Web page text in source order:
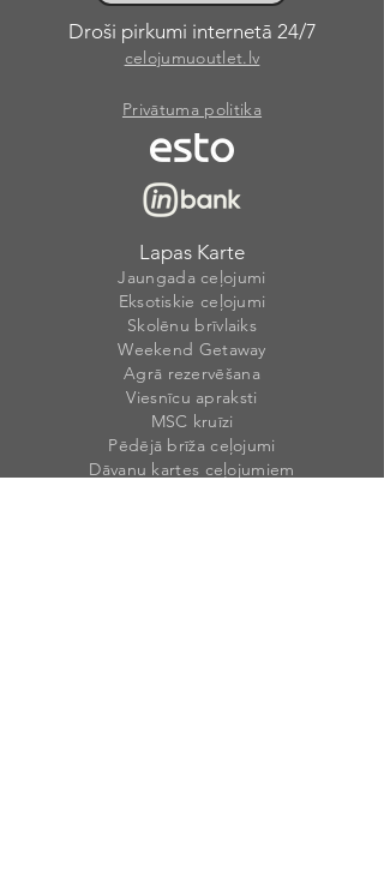
Droši pirkumi internetā 24/7
celojumuoutlet.lv
Privātuma politika
Lapas Karte
Jaungada ceļojumi
Eksotiskie ceļojumi
Skolēnu brīvlaiks
Weekend Getaway
Agrā rezervēšana
Viesnīcu apraksti
MSC kruīzi
Pēdējā brīža ceļojumi
Dāvanu kartes ceļojumiem